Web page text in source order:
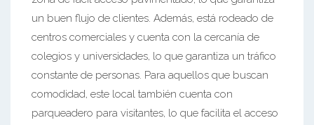
un buen flujo de clientes. Además, está rodeado de
centros comerciales y cuenta con la cercanía de
colegios y universidades, lo que garantiza un tráfico
constante de personas. Para aquellos que buscan
comodidad, este local también cuenta con
parqueadero para visitantes, lo que facilita el acceso